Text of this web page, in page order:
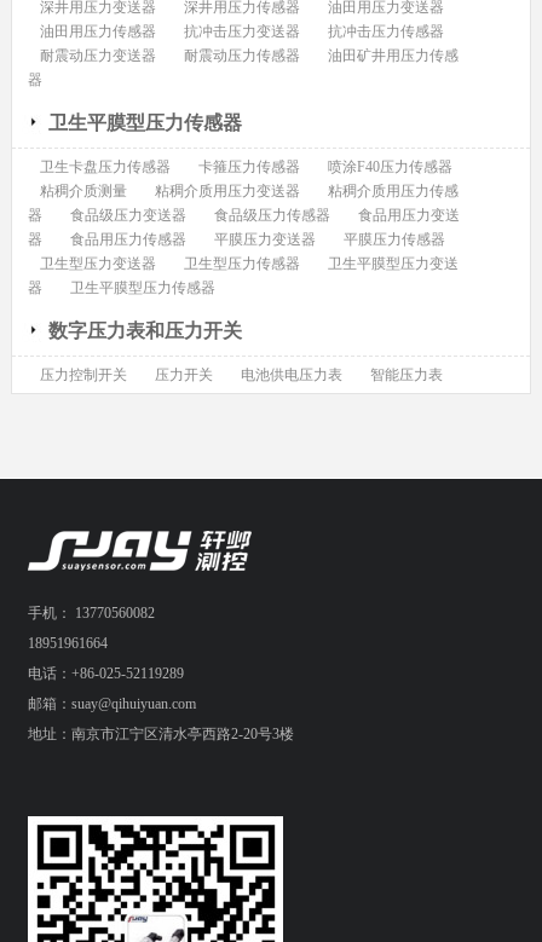
深井用压力变送器 深井用压力传感器
油田用压力变送器
油田用压力传感器
抗冲击压力变送器
抗冲击压力传感器
耐震动压力变送器
耐震动压力传感器
油田矿井用压力传感
器
卫生平膜型压力传感器
卫生卡盘压力传感器 卡箍压力传感器
喷涂F40压力传感器
粘稠介质测量
粘稠介质用压力变送器
粘稠介质用压力传感
器
食品级压力变送器 食品级压力传感器
食品用压力变送
器
食品用压力传感器 平膜压力变送器
平膜压力传感器
卫生型压力变送器
卫生型压力传感器
卫生平膜型压力变送
器
卫生平膜型压力传感器
数字压力表和压力开关
压力控制开关 压力开关 电池供电压力表 智能压力表
手机： 13770560082
18951961664
电话：+86-025-52119289
邮箱：suay@qihuiyuan.com
地址：南京市江宁区清水亭西路2-20号3楼